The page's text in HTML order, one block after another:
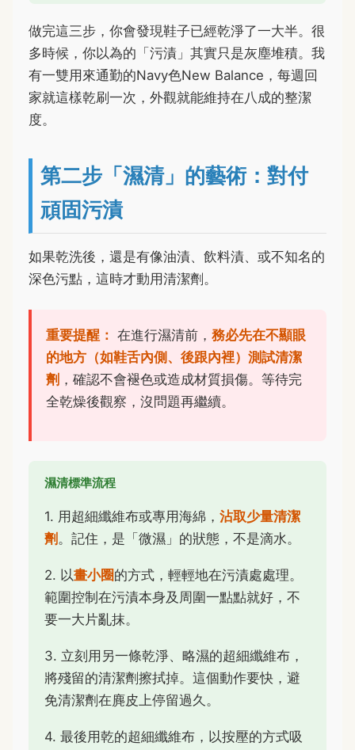
做完這三步，你會發現鞋子已經乾淨了一大半。很
多時候，你以為的「污漬」其實只是灰塵堆積。我
有一雙用來通勤的Navy色New Balance，每週回
家就這樣乾刷一次，外觀就能維持在八成的整潔
度。
第二步「濕清」的藝術：對付
頑固污漬
如果乾洗後，還是有像油漬、飲料漬、或不知名的
深色污點，這時才動用清潔劑。
重要提醒： 在進行濕清前， 務必先在不顯眼
的地方（如鞋舌內側、後跟內裡）測試清潔
劑 ，確認不會褪色或造成材質損傷。等待完
全乾燥後觀察，沒問題再繼續。
濕清標準流程
1. 用超細纖維布或專用海綿， 沾取少量清潔
劑 。記住，是「微濕」的狀態，不是滴水。
2. 以畫小圈的方式，輕輕地在污漬處處理。
範圍控制在污漬本身及周圍一點點就好，不
要一大片亂抹。
3. 立刻用另一條乾淨、略濕的超細纖維布，
將殘留的清潔劑擦拭掉。這個動作要快，避
免清潔劑在麂皮上停留過久。
4. 最後用乾的超細纖維布，以按壓的方式吸